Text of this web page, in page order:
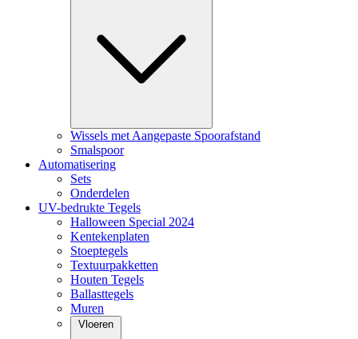
Wissels met Aangepaste Spoorafstand
Smalspoor
Automatisering
Sets
Onderdelen
UV-bedrukte Tegels
Halloween Special 2024
Kentekenplaten
Stoeptegels
Textuurpakketten
Houten Tegels
Ballasttegels
Muren
Vloeren